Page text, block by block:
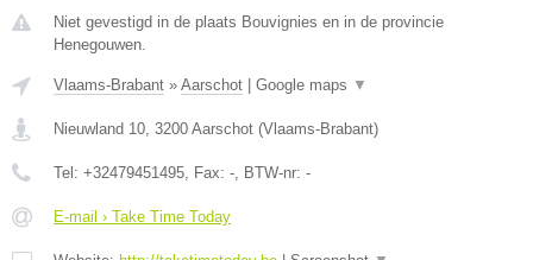
Niet gevestigd in de plaats Bouvignies en in de provincie
Henegouwen.
Vlaams-Brabant » Aarschot | Google maps ▼
Nieuwland 10 3200 Aarschot (Vlaams-Brabant)
Tel: +32479451495 , Fax: - , BTW-nr: -
E-mail › Take Time Today